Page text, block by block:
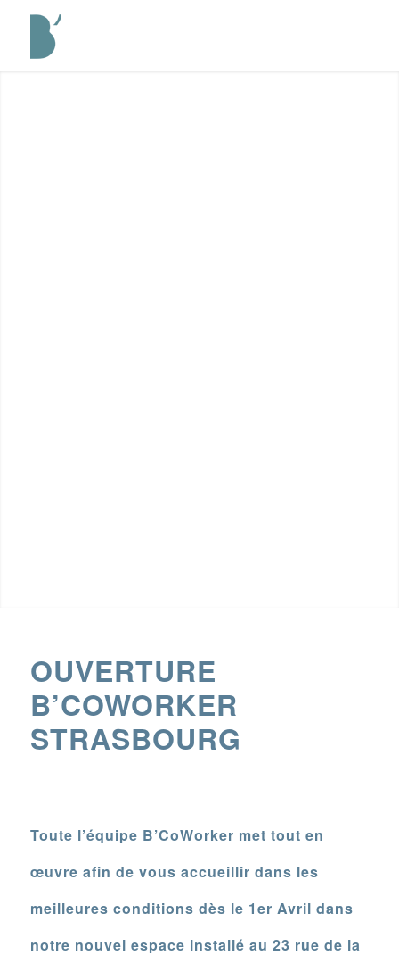
OUVERTURE
B’COWORKER
STRASBOURG
Toute l’équipe B’CoWorker met tout en
œuvre afin de vous accueillir dans les
meilleures conditions dès le 1er Avril dans
notre nouvel espace installé au 23 rue de la